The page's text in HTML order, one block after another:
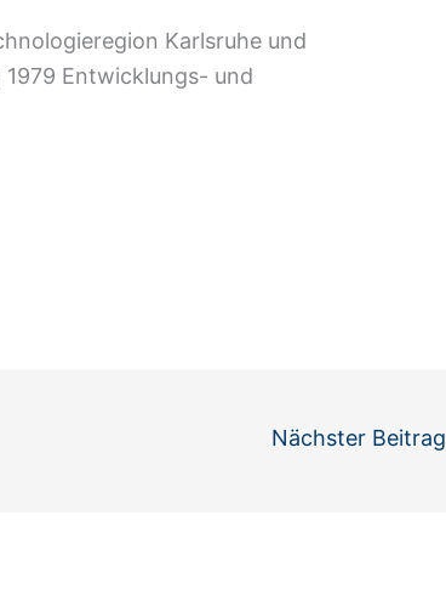
Karlsruhe und
Entwicklungs- und
Nächster Beitrag